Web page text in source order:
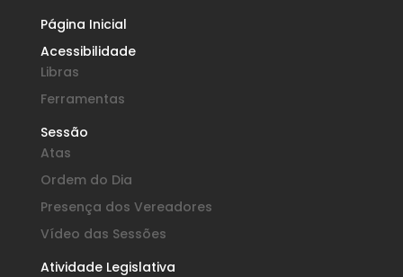
Página Inicial
Acessibilidade
Libras
Ferramentas
Sessão
Atas
Ordem do Dia
Presença dos Vereadores
Vídeo das Sessões
Atividade Legislativa